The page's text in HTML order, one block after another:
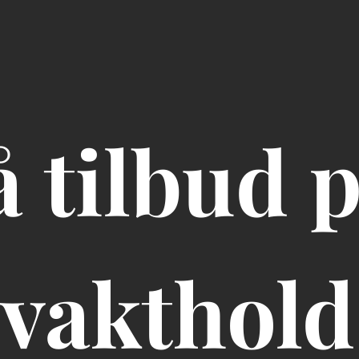
tilbud
vakthold